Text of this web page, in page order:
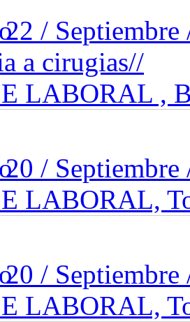
22 /
a cirugias//
LABORAL ,
20 /
LABORAL,
20 /
LABORAL,